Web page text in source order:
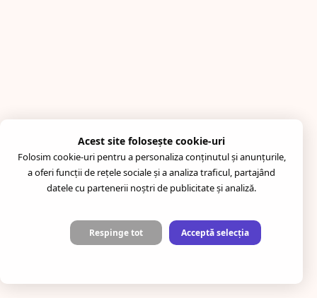
Acest site folosește cookie-uri
Folosim cookie-uri pentru a personaliza conținutul și anunțurile,
a oferi funcții de rețele sociale și a analiza traficul, partajând
datele cu partenerii noștri de publicitate și analiză.
Respinge tot Acceptă selecția